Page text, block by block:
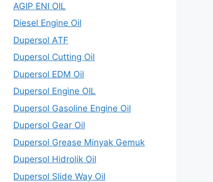
AGIP ENI OIL
Diesel Engine Oil
Dupersol ATF
Dupersol Cutting Oil
Dupersol EDM Oil
Dupersol Engine OIL
Dupersol Gasoline Engine Oil
Dupersol Gear Oil
Dupersol Grease Minyak Gemuk
Dupersol Hidrolik Oil
Dupersol Slide Way Oil